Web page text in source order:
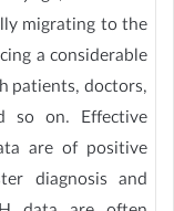
migrating to the
a considerable
patients, doctors,
so on. Effective
are of positive
diagnosis and